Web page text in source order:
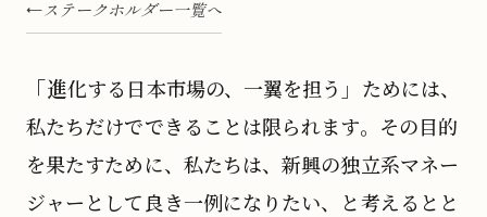
ステークホルダー一覧へ
「進化する日本市場の、一翼を担う」ためには、
私たちだけでできることは限られます。その目的
を果たすために、私たちは、新興の独立系マネー
ジャーとして良き一例になりたい、と考えるとと